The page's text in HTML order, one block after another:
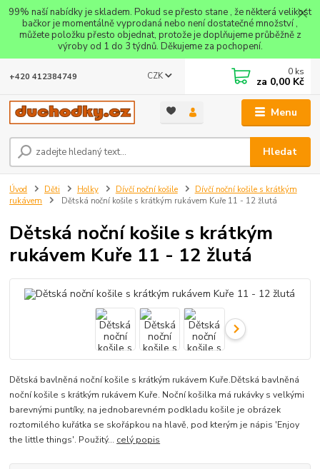
99% naší nabídky je skladem. Pokud se přesto stane , že některá velikost
bačkor je momentálně vyprodaná nebo není dostatečné množství ,
můžete položku přesto objednat, protože je doplňujeme průběžně z
výroby od 1 do 3 týdnů. Děkujeme za pochopení.
Menu
CZK
Hledat
+420 412384749 0 ks
za 0,00 Kč
Úvod Děti Holky Dívčí noční košile
Dívčí noční košile s krátkým
rukávem
Dětská noční košile s krátkým rukávem Kuře 11 - 12 žlutá
Dětská noční košile s krátkým
rukávem Kuře 11 - 12 žlutá
Dětská bavlněná noční košile s krátkým rukávem Kuře.Dětská bavlněná
noční košile s krátkým rukávem Kuře. Noční košilka má rukávky s velkými
barevnými puntíky, na jednobarevném podkladu košile je obrázek
roztomilého kuřátka se skořápkou na hlavě, pod kterým je nápis 'Enjoy
the little things'. Použitý... celý popis